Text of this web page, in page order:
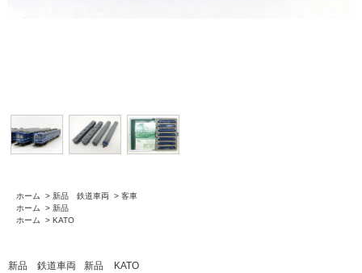
ホーム > 新品 鉄道車両 > 客車
ホーム
> 新品
ホーム
> KATO
新品 鉄道車両 新品 KATO